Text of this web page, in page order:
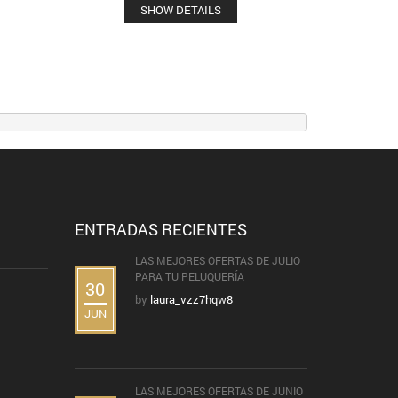
SHOW DETAILS
ENTRADAS RECIENTES
30
JUN
LAS MEJORES OFERTAS DE JULIO
PARA TU PELUQUERÍA
by laura_vzz7hqw8
LAS MEJORES OFERTAS DE JUNIO